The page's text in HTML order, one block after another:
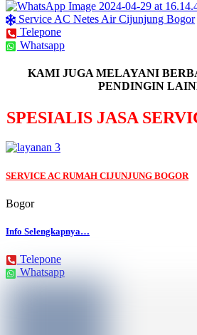
Service AC Netes Air Cijunjung Bogor
Telepone
Whatsapp
KAMI JUGA MELAYANI
PENDINGIN
SPESIALIS JASA
SERVICE AC RUMAH CIJUNJUNG BOGOR
Bogor
Info Selengkapnya…
Telepone
Whatsapp